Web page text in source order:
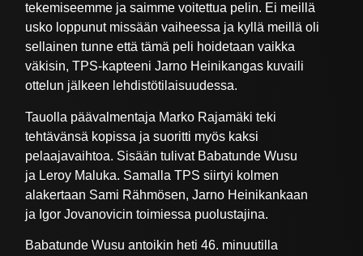
tekemiseemme ja saimme voitettua pelin. Ei meillä
usko loppunut missään vaiheessa ja kyllä meillä oli
sellainen tunne että tämä peli hoidetaan vaikka
väkisin, TPS-kapteeni Jarno Heinikangas kuvaili
ottelun jälkeen lehdistötilaisuudessa.
Tauolla päävalmentaja Marko Rajamäki teki
tehtävänsä kopissa ja suoritti myös kaksi
pelaajavaihtoa. Sisään tulivat Babatunde Wusu
ja Leroy Maluka. Samalla TPS siirtyi kolmen
alakertaan Sami Rähmösen, Jarno Heinikankaan
ja Igor Jovanovicin toimiessa puolustajina.
Babatunde Wusu antoikin heti 46. minuutilla